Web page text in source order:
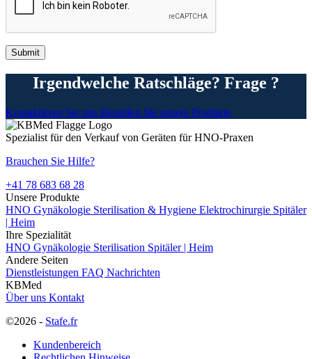
Irgendwelche Ratschläge? Frage ?
Kontaktieren Sie uns Bestellen Sie unsere Produkte
Spezialist für den Verkauf von Geräten für HNO-Praxen
Brauchen Sie Hilfe?
+41 78 683 68 28
Unsere Produkte
HNO Gynäkologie Sterilisation & Hygiene Elektrochirurgie Spitäler
| Heim
Ihre Spezialität
HNO Gynäkologie Sterilisation Spitäler | Heim
Andere Seiten
Dienstleistungen FAQ Nachrichten
KBMed
Über uns Kontakt
©2026 - Stafe.fr
Kundenbereich